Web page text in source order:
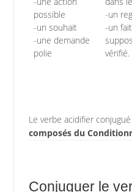
possible
-un souhait
-une demande
polie
-un
-un fait
vérifié.
Le verbe acidifier
composés du
Conjuguer le